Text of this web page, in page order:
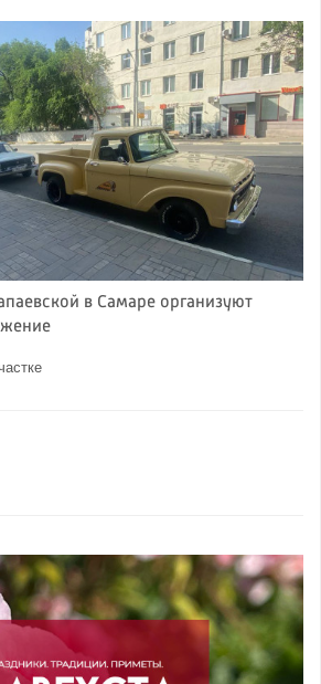
в Самаре организуют